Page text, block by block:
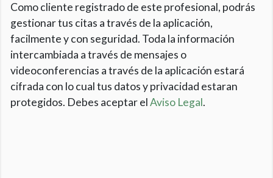
Como cliente registrado de este profesional, podrás
gestionar tus citas a través de la aplicación,
facilmente y con seguridad. Toda la información
intercambiada a través de mensajes o
videoconferencias a través de la aplicación estará
cifrada con lo cual tus datos y privacidad estaran
protegidos. Debes aceptar elAviso Legal.